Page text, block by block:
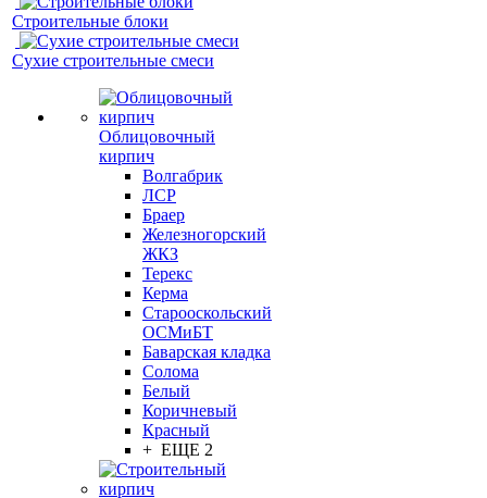
Строительные блоки
Сухие строительные смеси
Облицовочный
кирпич
Волгабрик
ЛСР
Браер
Железногорский
ЖКЗ
Терекс
Керма
Старооскольский
ОСМиБТ
Баварская кладка
Солома
Белый
Коричневый
Красный
+ ЕЩЕ 2